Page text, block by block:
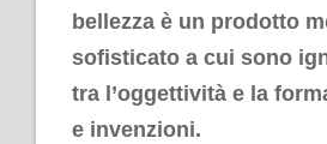
bellezza è un prodotto
sofisticato a cui sono
tra l’oggettività e la
e invenzioni.